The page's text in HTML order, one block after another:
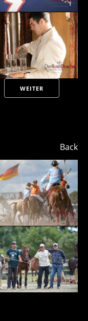
WEITER
Back